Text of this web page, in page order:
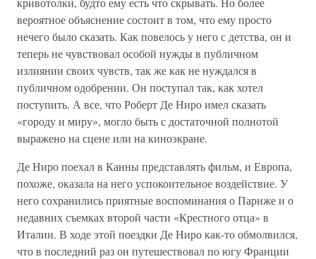
вероятное объяснение состоит в том, что ему просто
нечего было сказать. Как повелось у него с детства, он и
теперь не чувствовал особой нужды в публичном
излиянии своих чувств, так же как не нуждался в
публичном одобрении. Он поступал так, как хотел
поступить. А все, что Роберт Де Ниро имел сказать
«городу и миру», могло быть с достаточной полнотой
выражено на сцене или на киноэкране.
Де Ниро поехал в Канны представлять фильм, и Европа,
похоже, оказала на него успокоительное воздействие. У
него сохранились приятные воспоминания о Париже и о
недавних съемках второй части «Крестного отца» в
Италии. В ходе этой поездки Де Ниро как-то обмолвился,
что в последний раз он путешествовал по югу Франции